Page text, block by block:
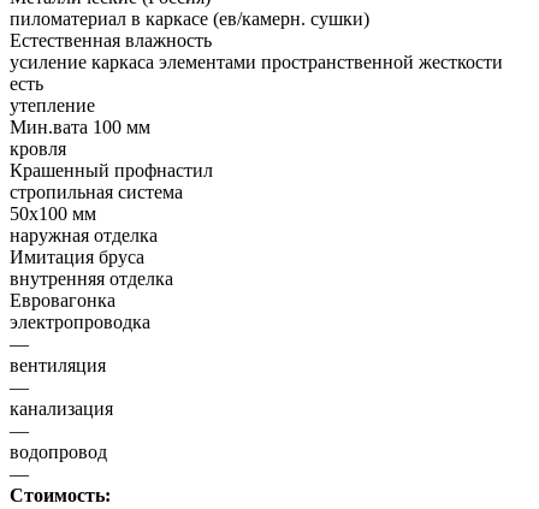
пиломатериал в каркасе (ев/камерн. сушки)
Естественная влажность
усиление каркаса элементами пространственной жесткости
есть
утепление
Мин.вата 100 мм
кровля
Крашенный профнастил
стропильная система
50х100 мм
наружная отделка
Имитация бруса
внутренняя отделка
Евровагонка
электропроводка
—
вентиляция
—
канализация
—
водопровод
—
Стоимость: